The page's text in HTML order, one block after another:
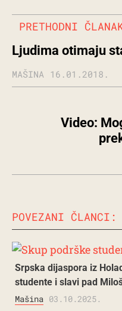
PRETHODNI
Ljudima otimaju
MAŠINA 16.01.2018.
Video:
POVEZANI ČLANCI:
Srpska dijaspora iz
studente i slavi pad
Mašina 03.10.2025.